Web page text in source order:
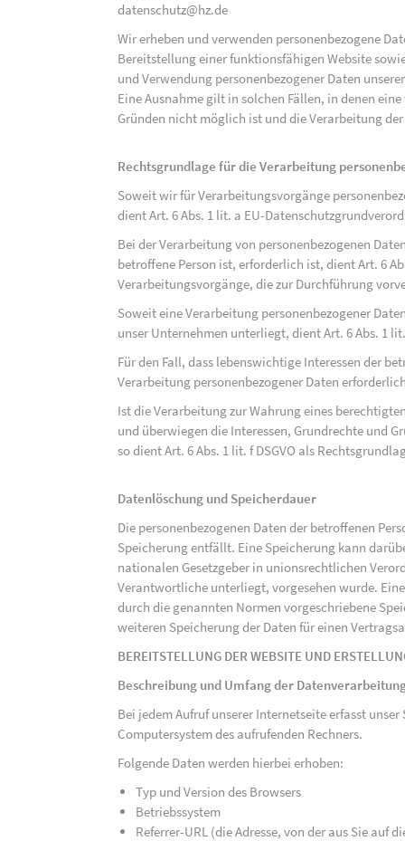
datenschutz@hz.de
Wir erheben und verwenden personenbezogene
Bereitstellung einer funktionsfähigen Website
und Verwendung personenbezogener Daten
Eine Ausnahme gilt in solchen Fällen, in denen
Gründen nicht möglich ist und die Verarbeitung
Rechtsgrundlage für die Verarbeitung
Soweit wir für Verarbeitungsvorgänge
dient Art. 6 Abs. 1 lit. a EU-
Bei der Verarbeitung von personenbezogenen
betroffene Person ist, erforderlich ist, dient Art. 6
Verarbeitungsvorgänge, die zur Durchführung
Soweit eine Verarbeitung personenbezogener
unser Unternehmen unterliegt, dient Art. 6 Abs. 1
Für den Fall, dass lebenswichtige Interessen der
Verarbeitung personenbezogener Daten
Ist die Verarbeitung zur Wahrung eines
und überwiegen die Interessen, Grundrechte und
so dient Art. 6 Abs. 1 lit. f DSGVO als
Datenlöschung und Speicherdauer
Die personenbezogenen Daten der betroffenen
Speicherung entfällt. Eine Speicherung kann
nationalen Gesetzgeber in unionsrechtlichen
Verantwortliche unterliegt, vorgesehen wurde.
durch die genannten Normen vorgeschriebene
weiteren Speicherung der Daten für einen
BEREITSTELLUNG DER WEBSITE UND
Beschreibung und Umfang der
Bei jedem Aufruf unserer Internetseite erfasst
Computersystem des aufrufenden Rechners.
Folgende Daten werden hierbei erhoben:
Typ und Version des Browsers
Betriebssystem
Referrer-URL (die Adresse, von der aus Sie auf